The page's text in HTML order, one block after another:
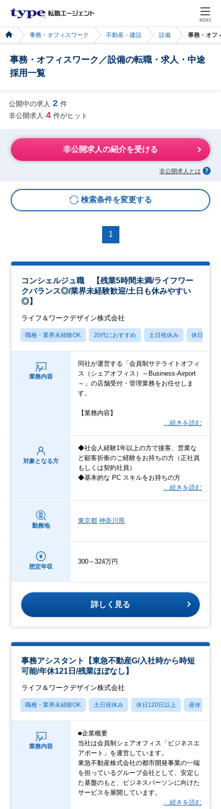
MENU
事務・オフィスワーク 不動産・建設 設備 事務・オフ
事務・オフィスワーク／設備の転職・求人・中途
採用一覧
公開中の求人 2 件
非公開求人 4 件がヒット
非公開求人の紹介を受ける
非公開求人とは
検索条件を変更する
1
コンシェルジュ職 【残業5時間未満/ライフワー
クバランス◎/業界未経験歓迎/土日も休みやすい
◎】
ライフ＆ワークデザイン株式会社
職種・業界未経験OK 20代におすすめ 土日祝休み 休日120日
業務内容
同社が運営する「会員制サテライトオフィ
ス（シェアオフィス）～Business-Airport
～」の店舗受付・管理業務をお任せしま
す。
【業務内容】
…続きを読む
対象となる方
◆社会人経験1年以上の方で接客、営業な
ど顧客折衝のご経験をお持ちの方（正社員
もしくは契約社員）
◆基本的な PC スキルをお持ちの方
…続きを読む
勤務地
東京都 神奈川県
想定年収
300～324万円
詳しく見る
事務アシスタント【東急不動産G/入社時から時短
可能/年休121日/残業ほぼなし】
ライフ＆ワークデザイン株式会社
職種・業界未経験OK 土日祝休み 休日120日以上 産休・育休
業務内容
■企業概要
当社は会員制シェアオフィス「ビジネスエ
アポート」を運営しています。
東急不動産株式会社の都市開発事業の一端
を担っているグループ会社として、安定し
た基盤のもと、ビジネスパーソンに向けた
サービスを展開しています。
…続きを読む